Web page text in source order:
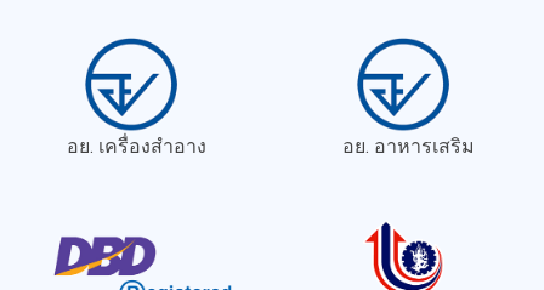
อย. เครื่องสำอาง อย. อาหารเสริม